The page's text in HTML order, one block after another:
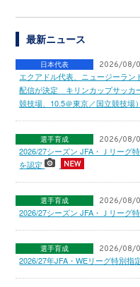
最新ニュース
日本代表 2026/08/
エクアドル代表、ニュージーラ
配信が決定 キリンカップサッカ
競技場、10.5＠東京／国立競技場
選手育成 2026/08/
2026/27シーズン JFA・Ｊリーグ
を認定
選手育成 2026/08/
2026/27シーズン JFA・Ｊリーグ
選手育成 2026/08/
2026/27年JFA・WEリーグ特別指